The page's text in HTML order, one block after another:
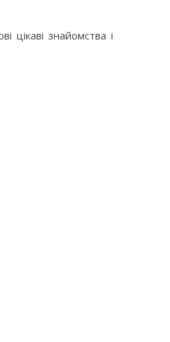
цікаві знайомства і